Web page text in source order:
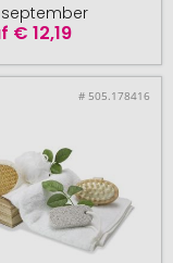
€ 12,19
# 505.178416